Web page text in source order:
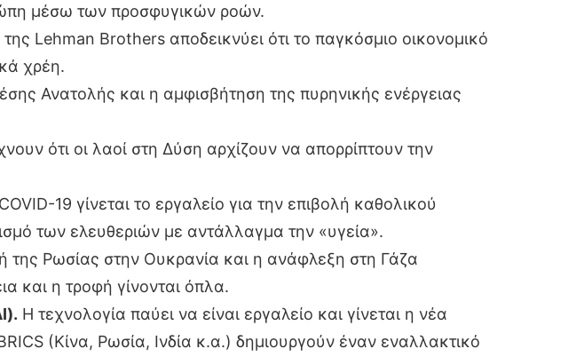
μέσω των προσφυγικών ροών.
Lehman Brothers αποδεικνύει ότι το παγκόσμιο οικονομικό
χρέη.
Ανατολής και η αμφισβήτηση της πυρηνικής ενέργειας
ότι οι λαοί στη Δύση αρχίζουν να απορρίπτουν την
19 γίνεται το εργαλείο για την επιβολή καθολικού
των ελευθεριών με αντάλλαγμα την «υγεία».
της Ρωσίας στην Ουκρανία και η ανάφλεξη στη Γάζα
και η τροφή γίνονται όπλα.
Η τεχνολογία παύει να είναι εργαλείο και γίνεται η νέα
(Κίνα, Ρωσία, Ινδία κ.α.) δημιουργούν έναν εναλλακτικό